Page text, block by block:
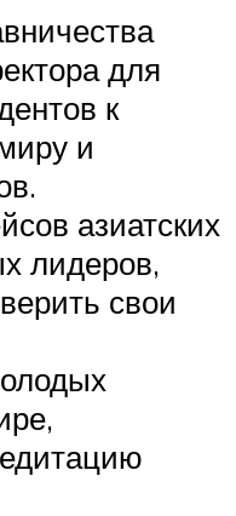
для
к
и
азиатских
лидеров,
свои